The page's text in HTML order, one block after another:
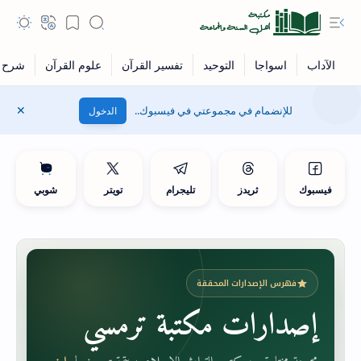
للإنضمام في مجموعتي في فيسبوك.. الدخول
فيسبوك ثريدز تليجرام تويتر شوبي
فهرس الإصدارات المحققة
إصدارات مكتبة ترمسي